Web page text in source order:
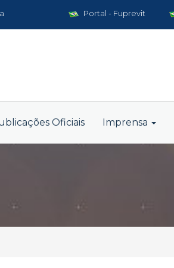
Portal - Fuprevit
Oficiais Imprensa